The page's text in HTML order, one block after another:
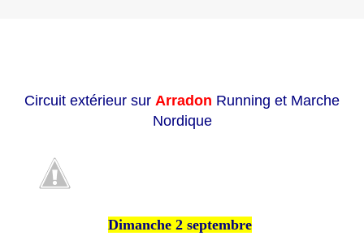
Circuit extérieur sur Arradon Running et Marche
Nordique
Dimanche 2 septembre